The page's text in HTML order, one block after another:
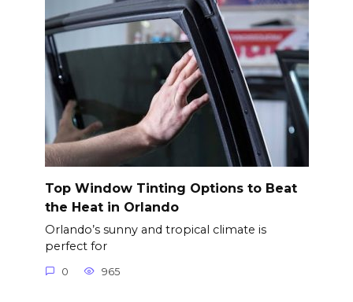
Top Window Tinting Options to Beat
the Heat in Orlando
Orlando’s sunny and tropical climate is
perfect for
0 965